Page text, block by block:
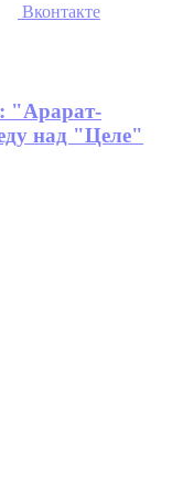
Вконтакте
"Арарат-
над "Целе"